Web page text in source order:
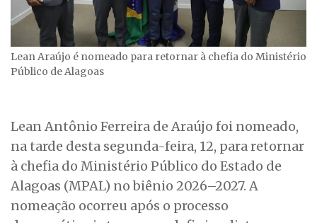
Lean Araújo é nomeado para retornar à chefia do Ministério
Público de Alagoas
Lean Antônio Ferreira de Araújo foi nomeado,
na tarde desta segunda-feira, 12, para retornar
à chefia do Ministério Público do Estado de
Alagoas (MPAL) no biênio 2026–2027. A
nomeação ocorreu após o processo